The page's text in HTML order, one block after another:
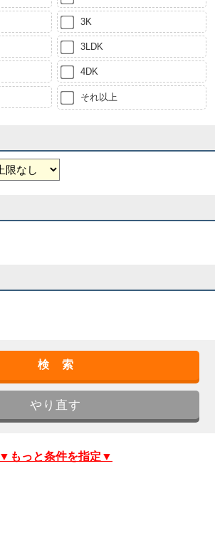
3K
3LDK
4DK
それ以上
▼もっと条件を指定▼